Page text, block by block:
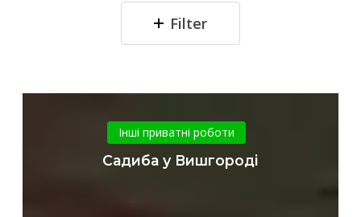
Filter
у
Вишгороді
Інші приватні роботи
Садиба у Вишгороді